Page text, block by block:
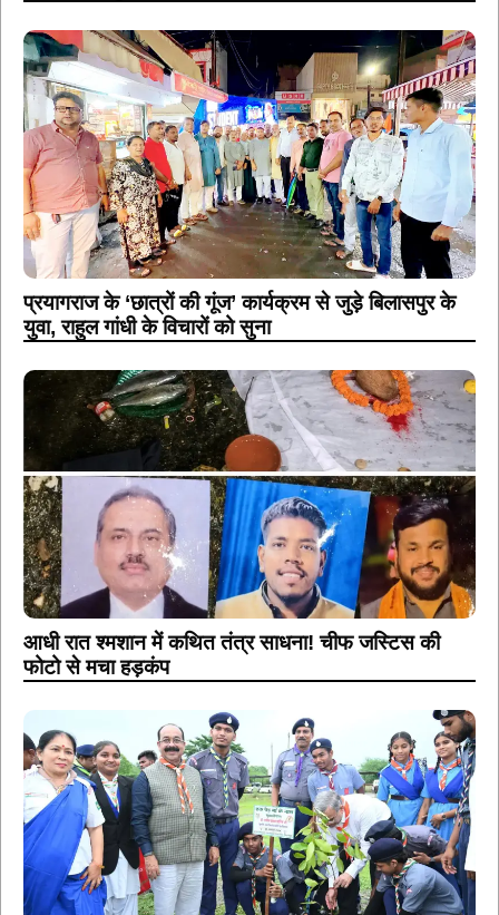
प्रयागराज के ‘छात्रों की गूंज’ कार्यक्रम से जुड़े बिलासपुर के
युवा, राहुल गांधी के विचारों को सुना
आधी रात श्मशान में कथित तंत्र साधना! चीफ जस्टिस की
फोटो से मचा हड़कंप